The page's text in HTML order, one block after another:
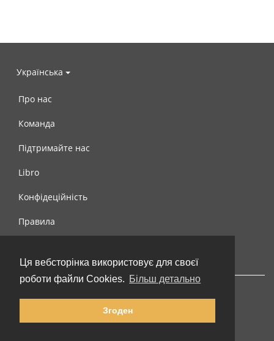
Ця вебсторінка використовує для своєї
роботи файли Cookies. Більш детально
Згоден
Українська
Про нас
Команда
Підтримайте нас
Libro
Конфідеційність
Правила
© 2002-2026 lernu.net |Impressum